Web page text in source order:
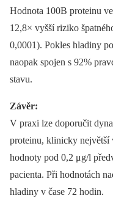
Hodnota 100B proteinu
12,8× vyšší riziko
0,0001). Pokles hladiny
naopak spojen s 92%
stavu.
Závěr:
V praxi lze doporučit
proteinu, klinicky největší
hodnoty pod 0,2 μg/l
pacienta. Při hodnotách
hladiny v čase 72 hodin.